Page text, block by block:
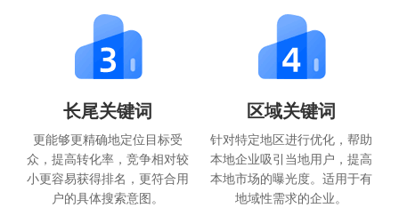
长尾关键词
更能够更精确地定位目标受
众，提高转化率，竞争相对较
小更容易获得排名，更符合用
户的具体搜索意图。
区域关键词
针对特定地区进行优化，帮助
本地企业吸引当地用户，提高
本地市场的曝光度。适用于有
地域性需求的企业。